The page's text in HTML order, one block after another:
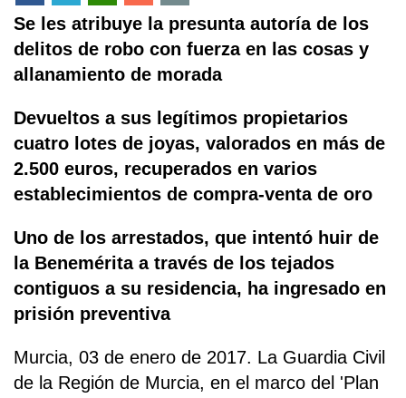
Se les atribuye la presunta autoría de los
delitos de robo con fuerza en las cosas y
allanamiento de morada
Devueltos a sus legítimos propietarios
cuatro lotes de joyas, valorados en más de
2.500 euros, recuperados en varios
establecimientos de compra-venta de oro
Uno de los arrestados, que intentó huir de
la Benemérita a través de los tejados
contiguos a su residencia, ha ingresado en
prisión preventiva
Murcia, 03 de enero de 2017. La Guardia Civil
de la Región de Murcia, en el marco del 'Plan